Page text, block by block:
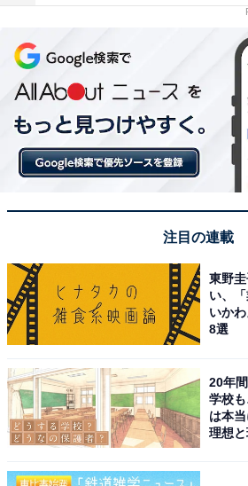
こちらもおすすめ
「首都圏で乗りたい」
ング！ 2位「ヤリス」
注目の連載
東野
い、
いか
8選
20年
学校
は本
理想